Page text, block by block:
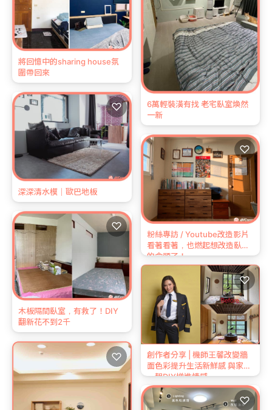
將回憶中的sharing house氛
圍帶回來
深深清水模｜歐巴地板
♡
6萬輕裝潢有找 老宅臥室煥然
一新
木板隔間臥室，有救了！DIY
翻新花不到2千
♡
粉絲專訪 / Youtube改造影片
看著看著，也燃起想改造臥室
的念頭了！
♡
♡
創作者分享 | 機師王馨改變牆
面色彩提升生活新鮮感 與家人
一起DIY增進情感
♡
♡